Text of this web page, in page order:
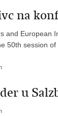
na
and European
50th session
u